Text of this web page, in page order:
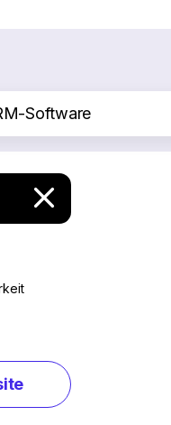
Software
Software
Media
Plattformen
Chat & Chatbot
Nur die Unterschiede